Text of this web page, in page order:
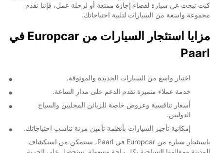
كنت تبحث عن سيارة لقضاء إجازة ممتعة أو لرحلة عمل، فإننا نقدم
مجموعة واسعة من السيارات لتلبية احتياجاتك.
مزايا استئجار السيارات من Europcar في
Paarl
اختيار واسع من السيارات الجديدة والموثوقة.
خدمة عملاء متميزة تقدم الدعم على مدار الساعة.
أسعار تنافسية وعروض خاصة للزبائن المحليين والسياح
الدوليين.
إمكانية تأجير السيارات بأنظمة تأمين مرنة تناسب احتياجاتك.
باستئجار سيارة من Europcar في Paarl، ستتمكن من استكشاف
المدينة ومعالمها السياحية بكل راحة وسهولة. ستحصل على الحرية